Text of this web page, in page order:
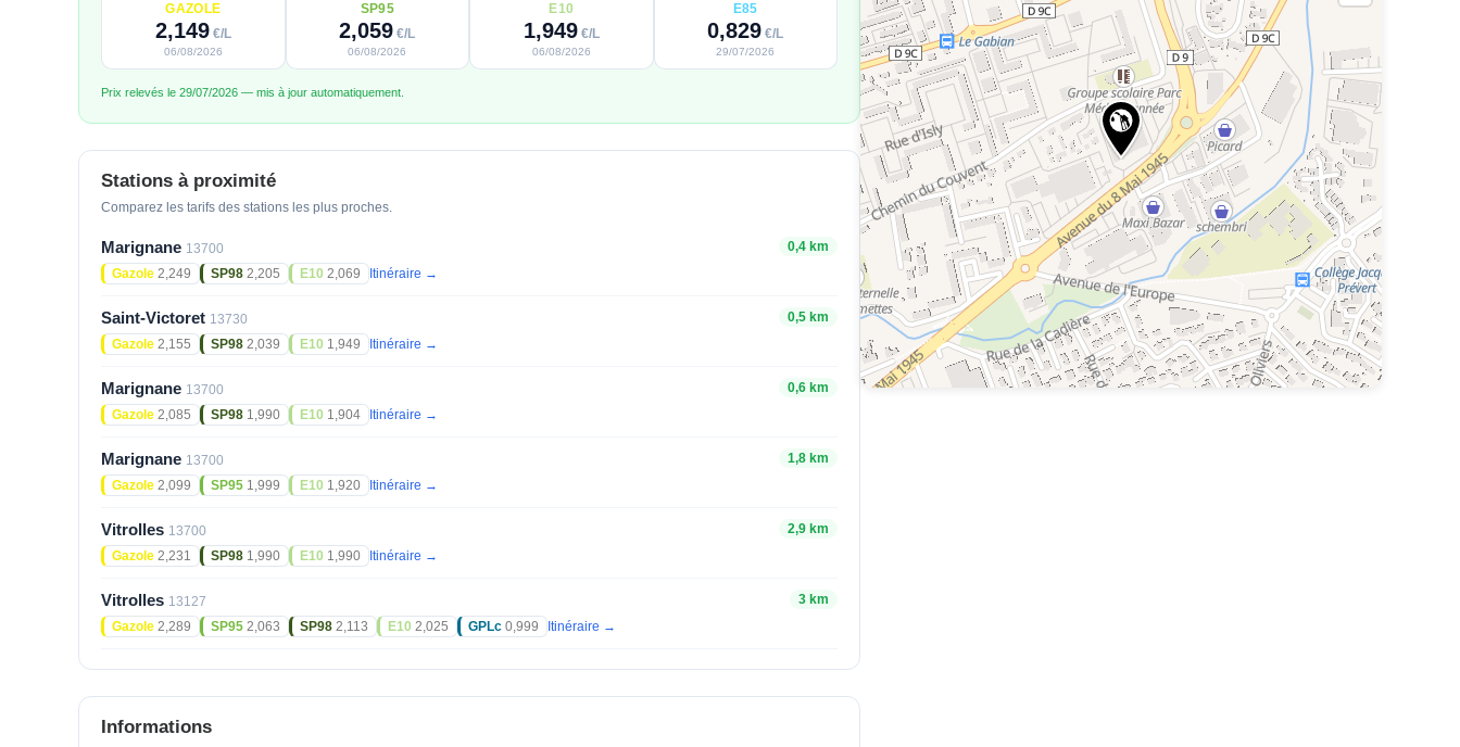
GAZOLE
2,149€/L
06/08/2026
SP95
2,059 €/L
06/08/2026
E10
1,949€/L
06/08/2026
E85
0,829 €/L
29/07/2026
Prix relevés le 29/07/2026 — mis à jour automatiquement.
Stations à proximité
Comparez les tarifs des stations les plus proches.
Marignane 13700
0,4 km
Gazole 2,249 SP98 2,205 E10 2,069 Itinéraire →
Saint-Victoret 13730
0,5 km
Gazole 2,155 SP98 2,039 E10 1,949 Itinéraire →
Marignane 13700
0,6 km
Gazole 2,085 SP98 1,990 E10 1,904 Itinéraire →
Marignane 13700
1,8 km
Gazole 2,099 SP95 1,999 E10 1,920 Itinéraire →
Vitrolles 13700
2,9 km
Gazole 2,231 SP98 1,990 E10 1,990 Itinéraire →
Vitrolles 13127
3 km
Gazole 2,289 SP95 2,063 SP98 2,113 E10 2,025 GPLc 0,999 Itinéraire →
Informations